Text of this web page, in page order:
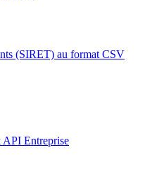
(SIRET) au format CSV
API Entreprise